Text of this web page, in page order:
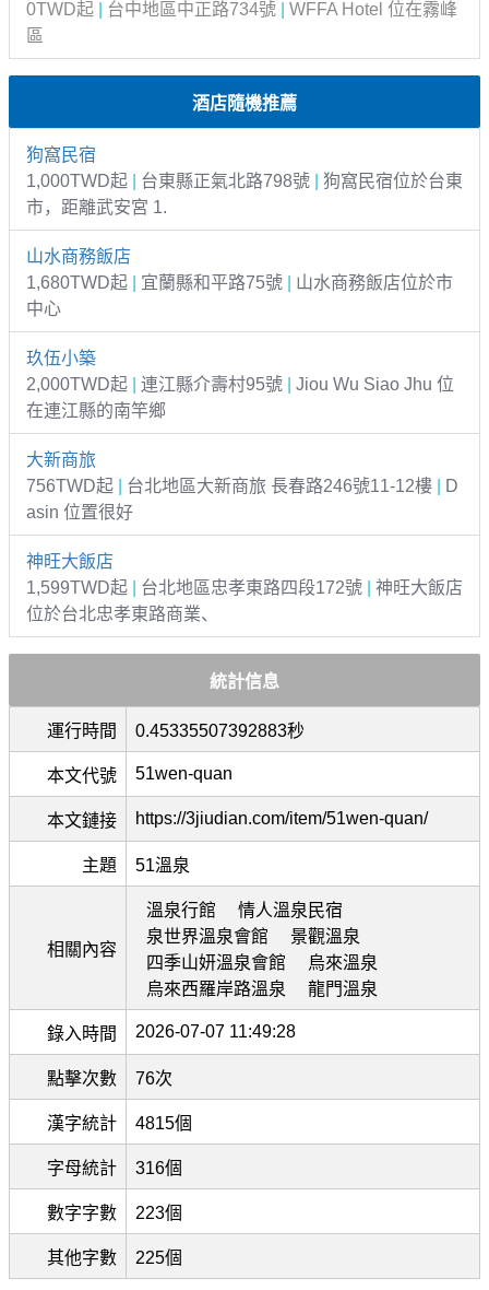
0TWD起
台中地區中正路734號
WFFA Hotel 位在霧峰
區
酒店隨機推薦
狗窩民宿
1,000TWD起
台東縣正氣北路798號
狗窩民宿位於台東
市，距離武安宮 1.
山水商務飯店
1,680TWD起
宜蘭縣和平路75號
山水商務飯店位於市
中心
玖伍小築
2,000TWD起
連江縣介壽村95號
Jiou Wu Siao Jhu 位
在連江縣的南竿鄉
大新商旅
756TWD起
台北地區大新商旅 長春路246號11-12樓
D
asin 位置很好
神旺大飯店
1,599TWD起
台北地區忠孝東路四段172號
神旺大飯店
位於台北忠孝東路商業、
統計信息
運行時間 0.45335507392883秒
本文代號 51wen-quan
本文鏈接 https://3jiudian.com/item/51wen-quan/
主題 51溫泉
相關內容
溫泉行館
情人溫泉民宿
泉世界溫泉會館
景觀溫泉
四季山妍溫泉會館
烏來溫泉
烏來西羅岸路溫泉
龍門溫泉
錄入時間 2026-07-07 11:49:28
點擊次數 76次
漢字統計 4815個
字母統計 316個
數字字數 223個
其他字數 225個